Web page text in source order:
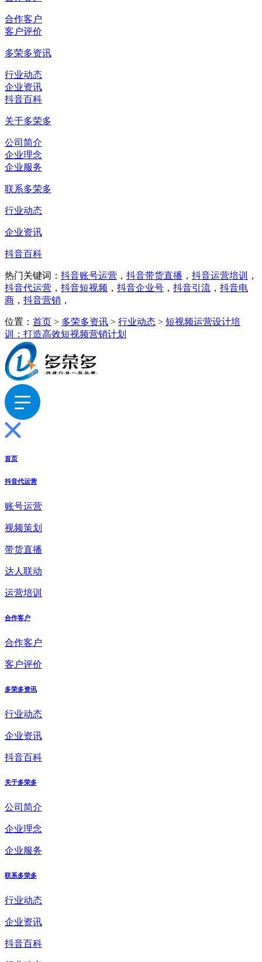
合作客户
客户评价
多荣多资讯
行业动态
企业资讯
抖音百科
关于多荣多
公司简介
企业理念
企业服务
联系多荣多
行业动态
企业资讯
抖音百科
热门关键词： 抖音账号运营 ， 抖音带货直播 ， 抖音运营培训
，
抖音代运营 ， 抖音短视频 ， 抖音企业号 ， 抖音引流 ， 抖音电
商 ， 抖音营销 ，
位置： 首页 > 多荣多资讯 > 行业动态 > 短视频运营设计培
训：打造高效短视频营销计划
首页
抖音代运营
账号运营
视频策划
带货直播
达人联动
运营培训
合作客户
合作客户
客户评价
多荣多资讯
行业动态
企业资讯
抖音百科
关于多荣多
公司简介
企业理念
企业服务
联系多荣多
行业动态
企业资讯
抖音百科